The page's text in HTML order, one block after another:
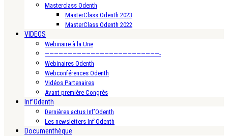
Masterclass Odenth
MasterClass Odenth 2023
MasterClass Odenth 2022
VIDEOS
Webinaire à la Une
—————————————————————————-
Webinaires Odenth
Webconférences Odenth
Vidéos Partenaires
Avant-première Congrès
Inf’Odenth
Dernières actus Inf’Odenth
Les newsletters Inf’Odenth
Documenthèque